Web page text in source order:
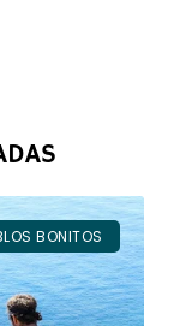
BONITOS